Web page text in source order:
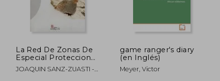
La Red De Zonas De
Especial Proteccion
Para Las Aves (Zepa)
De Ca Stilla Y Leon
JOAQUIN SANZ-ZUASTI -
game ranger's diary
(en Inglés)
Meyer, Victor